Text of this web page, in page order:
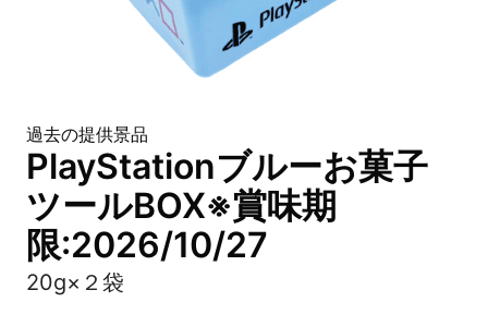
過去の提供景品
PlayStationブルーお菓子
ツールBOX※賞味期
限:2026/10/27
20g×２袋